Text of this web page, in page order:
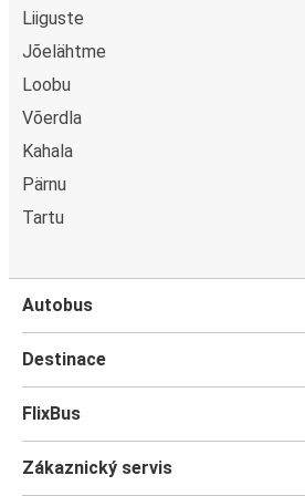
Liiguste
Jõelähtme
Loobu
Võerdla
Kahala
Pärnu
Tartu
Autobus
Destinace
FlixBus
Zákaznický servis